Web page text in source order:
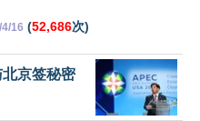
16 (52,686次)
京签秘密